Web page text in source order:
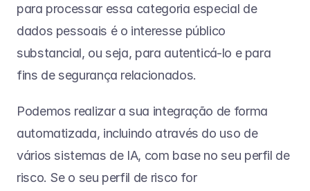
para processar essa categoria especial de
dados pessoais é o interesse público
substancial, ou seja, para autenticá-lo e para
fins de segurança relacionados.
Podemos realizar a sua integração de forma
automatizada, incluindo através do uso de
vários sistemas de IA, com base no seu perfil de
risco. Se o seu perfil de risco for